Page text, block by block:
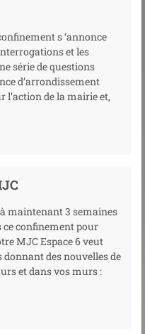
s ‘annonce
et les
série de questions
d’arrondissement
l’action de la mairie et,
maintenant 3 semaines
ce confinement pour
MJC Espace 6 veut
des nouvelles de
et dans vos murs :